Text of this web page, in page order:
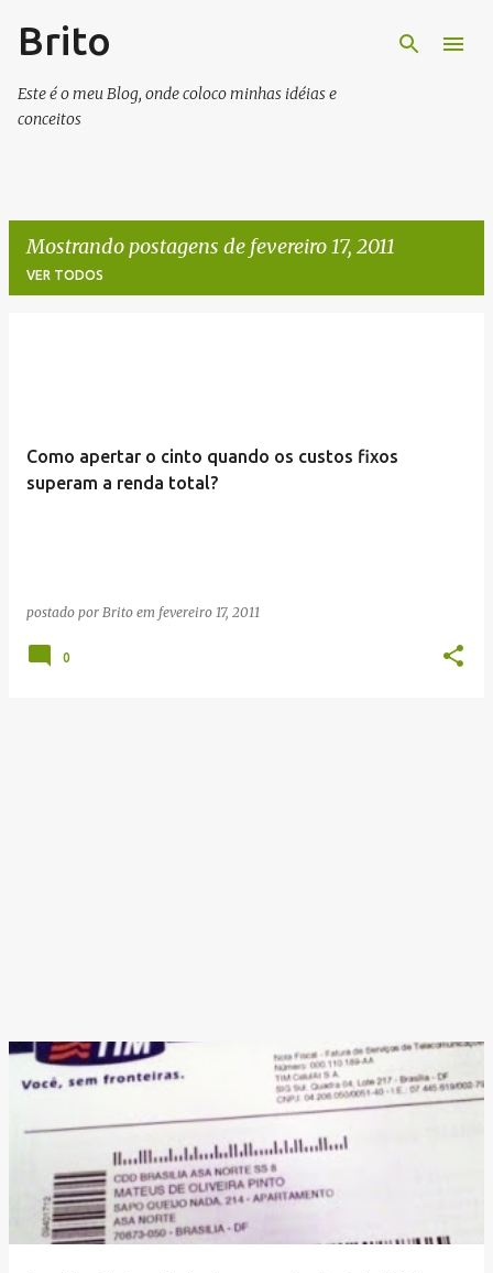
Brito
Este é o meu Blog, onde coloco minhas idéias e
conceitos
Mostrando postagens de fevereiro 17, 2011
VER TODOS
Como apertar o cinto quando os custos fixos
superam a renda total?
postado por Brito em fevereiro 17, 2011
0